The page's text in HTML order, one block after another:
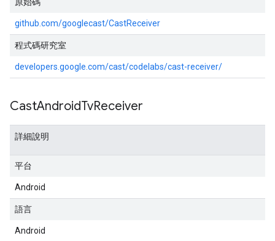
github.com/googlecast/CastReceiver
程式碼研究室
developers.google.com/cast/codelabs/cast-receiver/
CastAndroidTvReceiver
詳細說明
平台
Android
語言
Android